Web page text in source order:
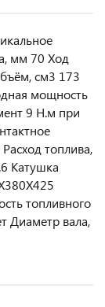
мм 70 Ход
см3 173
мощность
9 Н.м при
топлива,
Катушка
топливного
Диаметр вала,